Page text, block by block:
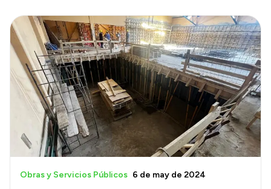
Referentes de prensa
Archivo de noticias
Transparencia
Presupuesto
Boletín Oficial
Compras y licitaciones
Consulta de expedientes
Obras y Servicios Públicos 6 de may de 2024